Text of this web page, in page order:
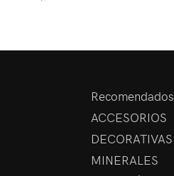
Recomendados
ACCESORIOS
DECORATIVAS
MINERALES